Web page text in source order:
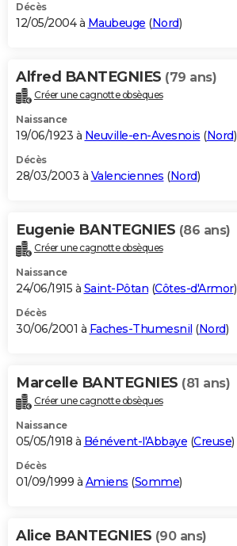
Décès
12/05/2004 à Maubeuge (Nord)
Alfred BANTEGNIES (79 ans)
Créer une cagnotte obsèques
Naissance
19/06/1923 à Neuville-en-Avesnois (Nord)
Décès
28/03/2003 à Valenciennes (Nord)
Eugenie BANTEGNIES (86 ans)
Créer une cagnotte obsèques
Naissance
24/06/1915 à Saint-Pôtan (Côtes-d'Armor)
Décès
30/06/2001 à Faches-Thumesnil (Nord)
Marcelle BANTEGNIES (81 ans)
Créer une cagnotte obsèques
Naissance
05/05/1918 à Bénévent-l'Abbaye (Creuse)
Décès
01/09/1999 à Amiens (Somme)
Alice BANTEGNIES (90 ans)